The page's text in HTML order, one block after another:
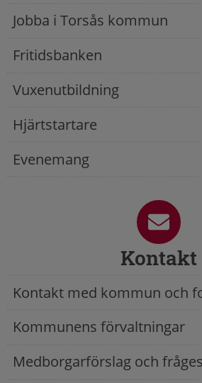
Jobba i Torsås kommun
Fritidsbanken
Vuxenutbildning
Hjärtstartare
Evenemang
Kontakt
Kontakt med kommun och
Kommunens förvaltningar
Medborgarförslag och